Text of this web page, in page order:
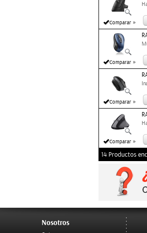
Comparar »
Comparar »
Comparar »
Comparar »
14 Productos
Nosotros